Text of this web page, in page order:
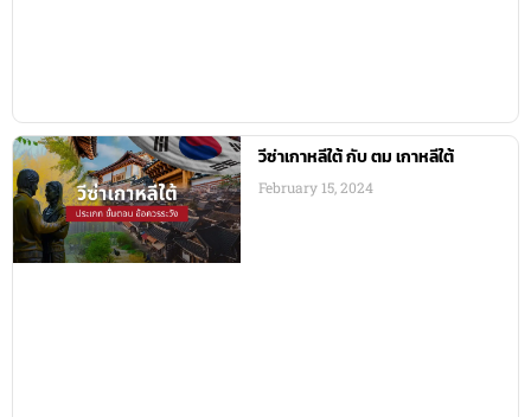
วีซ่าเกาหลีใต้ กับ ตม เกาหลีใต้
February 15, 2024